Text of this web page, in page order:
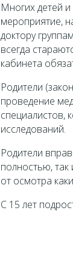
Многих детей
мероприятие,
доктору
всегда
кабинета
Родители
проведение
специалистов,
исследований.
Родители
полностью,
от осмотра
С 15 лет